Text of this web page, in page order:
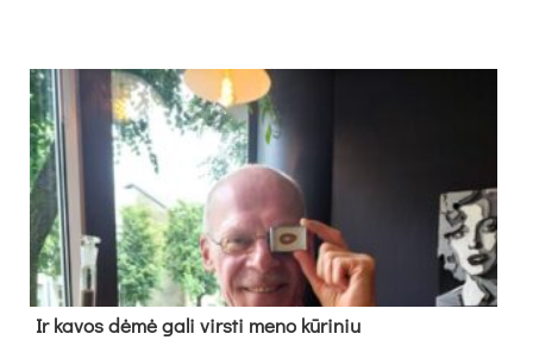
Ir ka­vos dė­mė ga­li virs­ti me­no kū­ri­niu